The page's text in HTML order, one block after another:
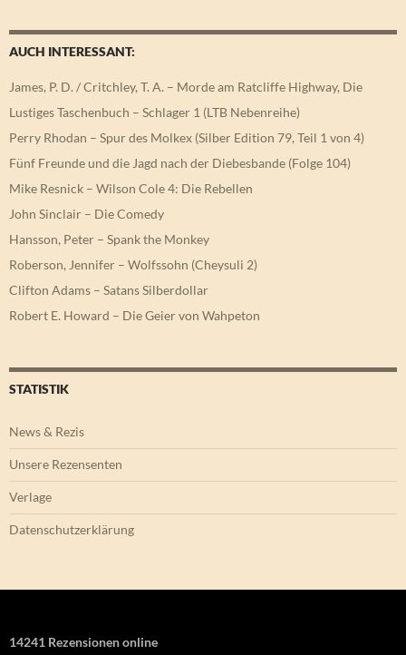
AUCH INTERESSANT:
James, P. D. / Critchley, T. A. – Morde am Ratcliffe Highway, Die
Lustiges Taschenbuch – Schlager 1 (LTB Nebenreihe)
Perry Rhodan – Spur des Molkex (Silber Edition 79, Teil 1 von 4)
Fünf Freunde und die Jagd nach der Diebesbande (Folge 104)
Mike Resnick – Wilson Cole 4: Die Rebellen
John Sinclair – Die Comedy
Hansson, Peter – Spank the Monkey
Roberson, Jennifer – Wolfssohn (Cheysuli 2)
Clifton Adams – Satans Silberdollar
Robert E. Howard – Die Geier von Wahpeton
STATISTIK
News & Rezis
Unsere Rezensenten
Verlage
Datenschutzerklärung
14241 Rezensionen online